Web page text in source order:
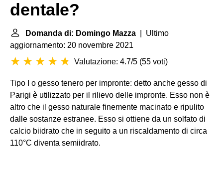
dentale?
Domanda di: Domingo Mazza | Ultimo
aggiornamento: 20 novembre 2021
Valutazione: 4.7/5 (55 voti)
Tipo I o gesso tenero per impronte: detto anche gesso di
Parigi è utilizzato per il rilievo delle impronte. Esso non è
altro che il gesso naturale finemente macinato e ripulito
dalle sostanze estranee. Esso si ottiene da un solfato di
calcio biidrato che in seguito a un riscaldamento di circa
110°C diventa semiidrato.